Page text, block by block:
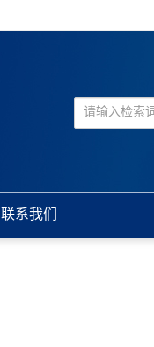
联系我们